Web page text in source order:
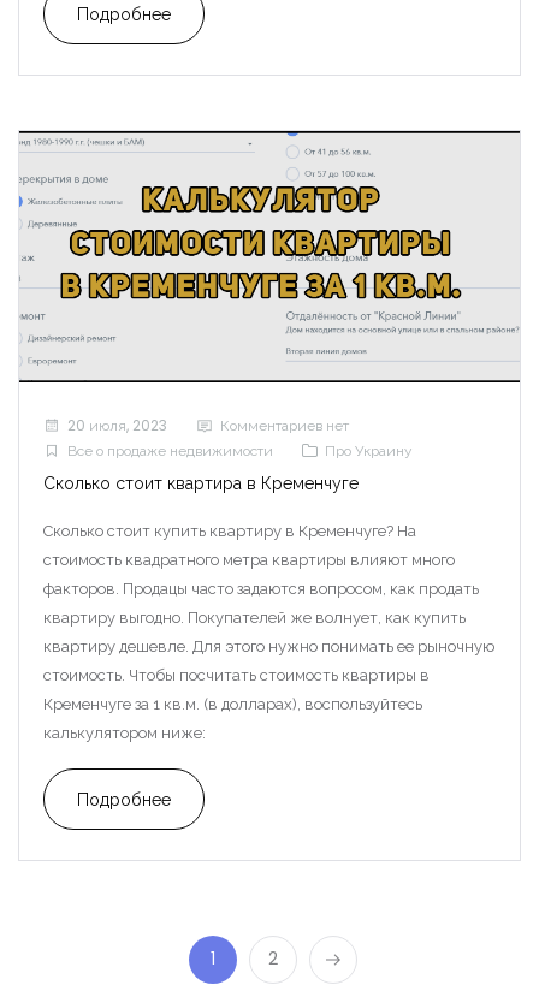
Подробнее
20 июля, 2023
Комментариев нет
Все о продаже недвижимости
Про Украину
Сколько стоит квартира в Кременчуге
Сколько стоит купить квартиру в Кременчуге? На
стоимость квадратного метра квартиры влияют много
факторов. Продацы часто задаются вопросом, как продать
квартиру выгодно. Покупателей же волнует, как купить
квартиру дешевле. Для этого нужно понимать ее рыночную
стоимость. Чтобы посчитать стоимость квартиры в
Кременчуге за 1 кв.м. (в долларах), воспользуйтесь
калькулятором ниже:
Подробнее
1 2
Запомнить Forgot Password?
Войти